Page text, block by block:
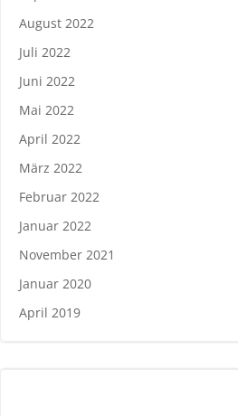
August 2022
Juli 2022
Juni 2022
Mai 2022
April 2022
März 2022
Februar 2022
Januar 2022
November 2021
Januar 2020
April 2019